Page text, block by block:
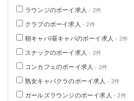
ラウンジのボーイ求人 - 2件
クラブのボーイ求人 - 2件
朝キャバ/昼キャバのボーイ求人 - 2件
スナックのボーイ求人 - 2件
コンカフェのボーイ求人 - 2件
熟女キャバクラのボーイ求人 - 2件
ガールズラウンジのボーイ求人 - 2件